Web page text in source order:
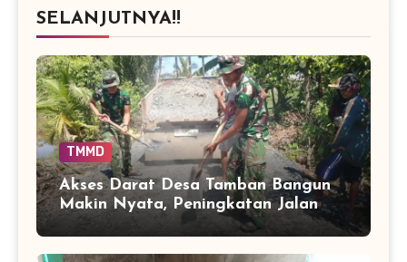
SELANJUTNYA!!
TMMD
Akses Darat Desa Tamban Bangun
Makin Nyata, Peningkatan Jalan
TMMD Sentuh 90 Persen